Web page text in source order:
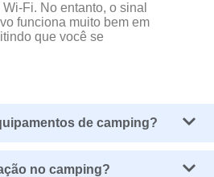
Fi. No entanto, o sinal
funciona muito bem em
que você se
de camping?
no camping?